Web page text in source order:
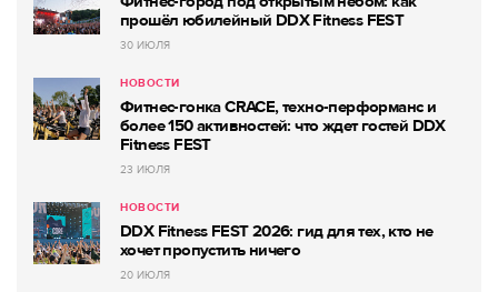
прошёл юбилейный DDX Fitness FEST
30 ИЮЛЯ
НОВОСТИ
Фитнес-гонка CRACE, техно-перформанс и
более 150 активностей: что ждет гостей DDX
Fitness FEST
23 ИЮЛЯ
НОВОСТИ
DDX Fitness FEST 2026: гид для тех, кто не
хочет пропустить ничего
20 ИЮЛЯ